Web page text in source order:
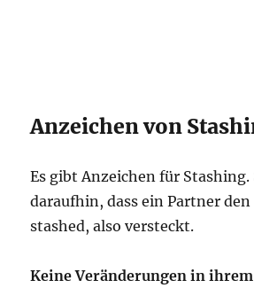
Anzeichen von
Es gibt Anzeichen für Stashing.
daraufhin, dass ein Partner
stashed, also versteckt.
Keine Veränderungen in